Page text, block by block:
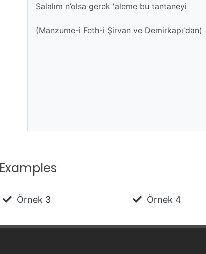
Salalım n’olsa gerek 'aleme bu tantaneyi
(Manzume-i Feth-i Şirvan ve Demirkapı'dan)
Examples
Örnek 3 Örnek 4